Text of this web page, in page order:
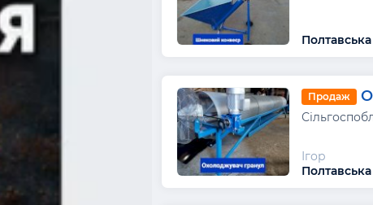
Продаж
Ігор